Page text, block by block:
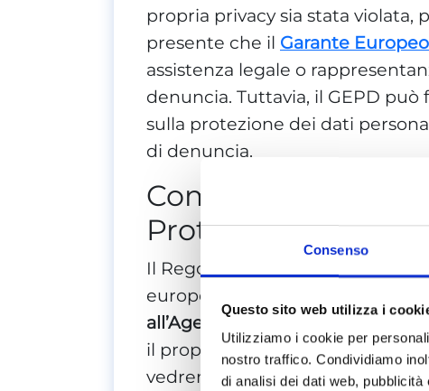
Consenso
Questo sito web utilizza i
Utilizziamo i cookie per
nostro traffico. Condividiamo
di analisi dei dati web,
propria privacy sia stata violata,
presente che il Garante Europeo
assistenza legale o
denuncia. Tuttavia, il GEPD
sulla protezione dei dati
di denuncia.
Come fare reclamo
Protection
Il Regolamento generale sulla
europea (UE) conferisce ai
all’Agenzia europea per la
il proprio diritto alla privacy non
vedremo come presentare un